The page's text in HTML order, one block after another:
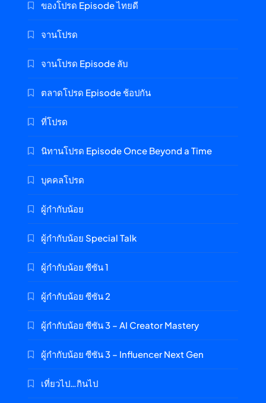
ของโปรด Episode ไทยดี
จานโปรด
จานโปรด Episode ลับ
ตลาดโปรด Episode ช้อปกัน
ที่โปรด
นิทานโปรด Episode Once Beyond a Time
บุคคลโปรด
ผู้กำกับน้อย
ผู้กำกับน้อย Special Talk
ผู้กำกับน้อย ซีซัน 1
ผู้กำกับน้อย ซีซัน 2
ผู้กำกับน้อย ซีซัน 3 – AI Creator Mastery
ผู้กำกับน้อย ซีซัน 3 – Influencer Next Gen
เที่ยวไป…กินไป